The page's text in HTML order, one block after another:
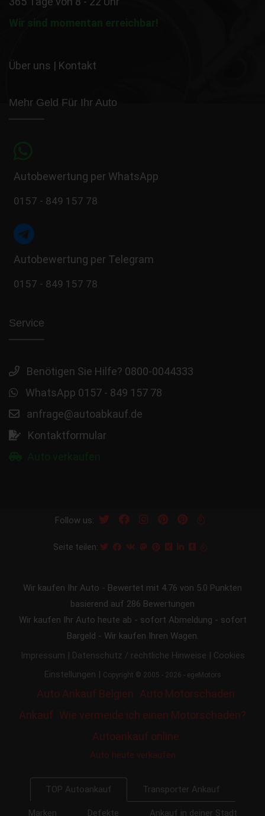
Wir sind momentan erreichbar!
Über uns | Kontakt
Mehr Geld Für Ihr Auto
Autobewertung per WhatsApp
0157 - 849 157 78
Autobewertung per Telegram
0157 - 849 157 78
Service
Benötigen Sie Hilfe? 0800-0044333
WhatsApp 0157 - 849 157 78
anfrage@autoabkauf.de
Kontaktformular
Follow us:
Seite teilen:
Wir kaufen Ihr Auto - Bewertet mit 4.76 von 5.0 Punkten
basierend auf 286 Bewertungen
Wir kaufen Ihr Auto heute ab - sofort Abmeldung - sofort
Bargeld - Wir kaufen Ihren Wagen.
Impressum | Datenschutz / rechtliche Hinweise | Cookies
Einstellungen | Copyright © 2005 - 2026 - egeMotors
Auto Ankauf Belgien
Auto Motorschaden
Ankauf Wie vermeide ich einen Motorschaden?
Autoankauf online
Auto heute verkaufen
TOP Autoankauf Transporter Ankauf
Marken Defekte Ankauf in deiner Stadt